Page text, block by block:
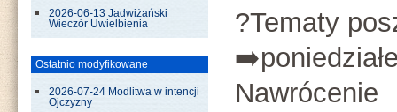
2026-06-13 Jadwiżański
Wieczór Uwielbienia
Ostatnio modyfikowane
2026-07-24 Modlitwa w intencji
Ojczyzny
?Tematy
Nawrócenie